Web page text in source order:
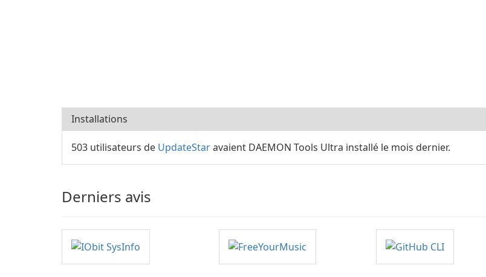
Installations
503 utilisateurs de UpdateStaravaient DAEMON Tools Ultra installé le mois dernier.
Derniers avis